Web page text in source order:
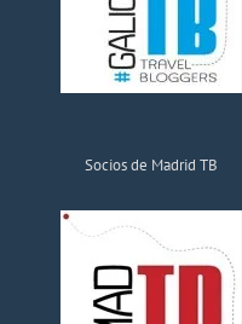
Socios de Madrid TB